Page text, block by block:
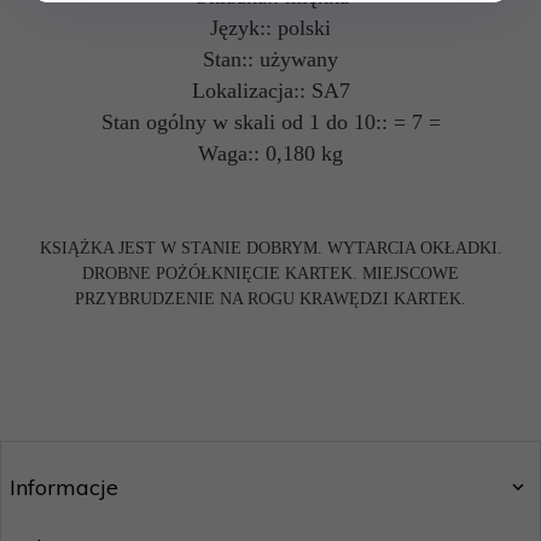
Język:: polski
Stan:: używany
Lokalizacja:: SA7
Stan ogólny w skali od 1 do 10:: = 7 =
Waga:: 0,180 kg
KSIĄŻKA JEST W STANIE DOBRYM. WYTARCIA OKŁADKI.
DROBNE POŻÓŁKNIĘCIE KARTEK. MIEJSCOWE
PRZYBRUDZENIE NA ROGU KRAWĘDZI KARTEK.
Informacje